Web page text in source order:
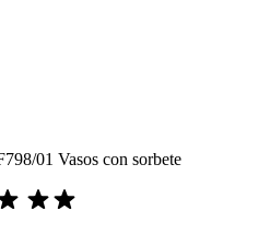
01 Vasos con sorbete